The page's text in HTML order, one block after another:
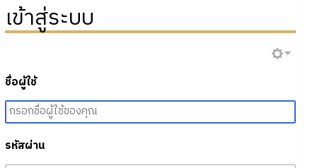
เข้าสู่ระบบ
ชื่อผู้ใช้
รหัสผ่าน